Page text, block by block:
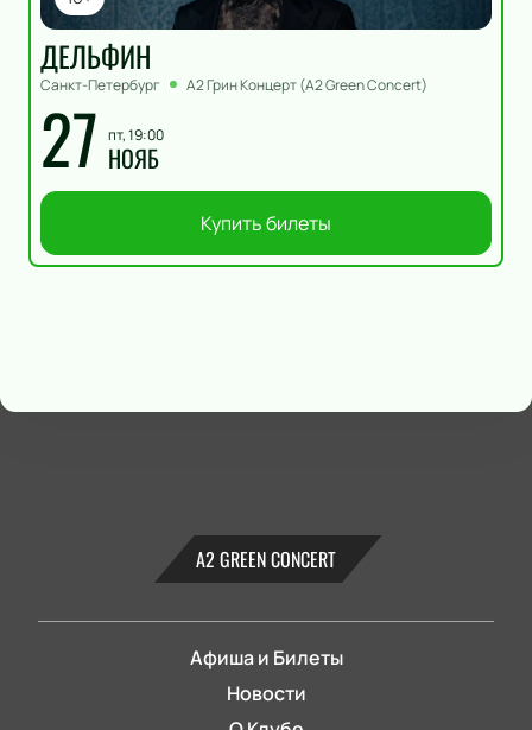
ДЕЛЬФИН
Санкт-Петербург А2 Грин Концерт (A2 Green Concert)
27 пт, 19:00
НОЯБ
Купить билеты
А2 GREEN CONCERT
Афиша и Билеты
Новости